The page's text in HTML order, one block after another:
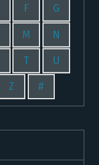
F G
M N
T U
Z #